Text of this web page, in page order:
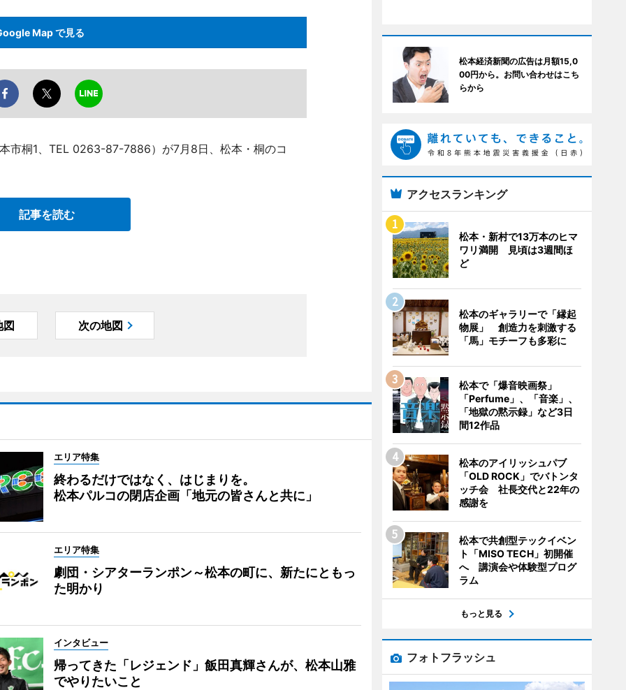
Map で見る
市桐1、TEL 0263-87-7886）が7月8日、松本・桐のコ
記事を読む
図 次の地図
エリア特集
終わるだけではなく、はじまりを。
松本パルコの閉店企画「地元の皆さんと共に」
エリア特集
劇団・シアターランポン～松本の町に、新たにともっ
た明かり
インタビュー
帰ってきた「レジェンド」飯田真輝さんが、松本山雅
でやりたいこと
松本経済新聞の広告は月額15,0
00円から。お問い合わせはこち
らから
アクセスランキング
松本・新村で13万本のヒマ
ワリ満開 見頃は3週間ほ
ど
松本のギャラリーで「縁起
物展」 創造力を刺激する
「馬」モチーフも多彩に
松本で「爆音映画祭」
「Perfume」、「音楽」、
「地獄の黙示録」など3日
間12作品
松本のアイリッシュパブ
「OLD ROCK」でバトンタ
ッチ会 社長交代と22年の
感謝を
松本で共創型テックイベン
ト「MISO TECH」初開催
へ 講演会や体験型プログ
ラム
もっと見る
フォトフラッシュ